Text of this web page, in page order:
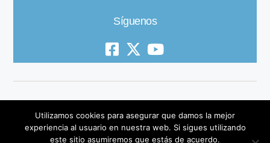
Síguenos
© 2019 All Rights Reserved
Utilizamos cookies para asegurar que damos la mejor
experiencia al usuario en nuestra web. Si sigues utilizando
este sitio asumiremos que estás de acuerdo.